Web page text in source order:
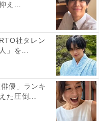
クイン。
2014年度より「研究
たカリキュラムを採
要な科目を自由に選択
目を履修することも
え...
社タレン
」を...
優」ランキ
た圧倒...